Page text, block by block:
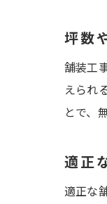
坪数
舗装工
えられ
とで、
適正
適正な